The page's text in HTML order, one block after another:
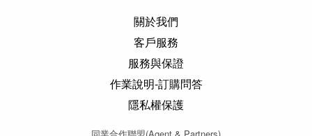
關於我們
客戶服務
服務與保證
作業說明-訂購問答
隱私權保護